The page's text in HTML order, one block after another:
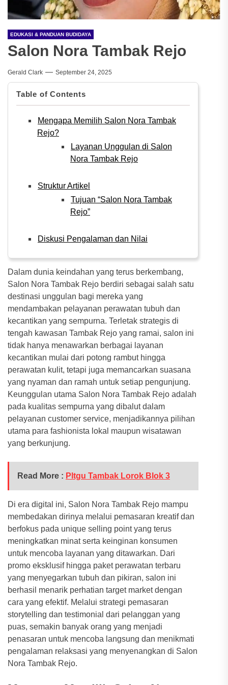
EDUKASI & PANDUAN BUDIDAYA
Salon Nora Tambak Rejo
Gerald Clark September 24, 2025
Table of Contents
Mengapa Memilih Salon Nora Tambak
Rejo?
Layanan Unggulan di Salon
Nora Tambak Rejo
Struktur Artikel
Tujuan “Salon Nora Tambak
Rejo”
Diskusi Pengalaman dan Nilai
Dalam dunia keindahan yang terus berkembang,
Salon Nora Tambak Rejo berdiri sebagai salah satu
destinasi unggulan bagi mereka yang
mendambakan pelayanan perawatan tubuh dan
kecantikan yang sempurna. Terletak strategis di
tengah kawasan Tambak Rejo yang ramai, salon ini
tidak hanya menawarkan berbagai layanan
kecantikan mulai dari potong rambut hingga
perawatan kulit, tetapi juga memancarkan suasana
yang nyaman dan ramah untuk setiap pengunjung.
Keunggulan utama Salon Nora Tambak Rejo adalah
pada kualitas sempurna yang dibalut dalam
pelayanan customer service, menjadikannya pilihan
utama para fashionista lokal maupun wisatawan
yang berkunjung.
Read More : Pltgu Tambak Lorok Blok 3
Di era digital ini, Salon Nora Tambak Rejo mampu
membedakan dirinya melalui pemasaran kreatif dan
berfokus pada unique selling point yang terus
meningkatkan minat serta keinginan konsumen
untuk mencoba layanan yang ditawarkan. Dari
promo eksklusif hingga paket perawatan terbaru
yang menyegarkan tubuh dan pikiran, salon ini
berhasil menarik perhatian target market dengan
cara yang efektif. Melalui strategi pemasaran
storytelling dan testimonial dari pelanggan yang
puas, semakin banyak orang yang menjadi
penasaran untuk mencoba langsung dan menikmati
pengalaman relaksasi yang menyenangkan di Salon
Nora Tambak Rejo.